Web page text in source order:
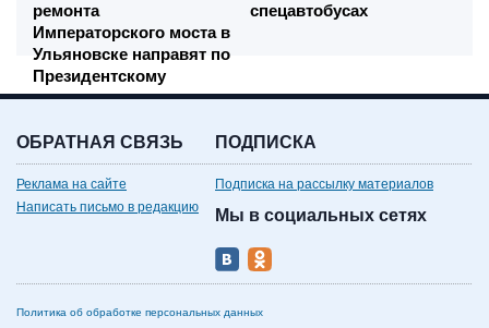
ремонта
Императорского моста в
Ульяновске направят по
Президентскому
спецавтобусах
ОБРАТНАЯ СВЯЗЬ
Реклама на сайте
Написать письмо в редакцию
ПОДПИСКА
Подписка на рассылку материалов
Мы в социальных сетях
Политика об обработке персональных данных